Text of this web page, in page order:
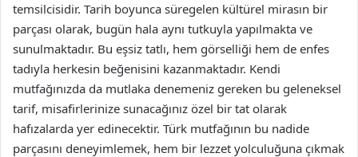
temsilcisidir. Tarih boyunca süregelen kültürel mirasın bir
parçası olarak, bugün hala aynı tutkuyla yapılmakta ve
sunulmaktadır. Bu eşsiz tatlı, hem görselliği hem de enfes
tadıyla herkesin beğenisini kazanmaktadır. Kendi
mutfağınızda da mutlaka denemeniz gereken bu geleneksel
tarif, misafirlerinize sunacağınız özel bir tat olarak
hafızalarda yer edinecektir. Türk mutfağının bu nadide
parçasını deneyimlemek, hem bir lezzet yolculuğuna çıkmak